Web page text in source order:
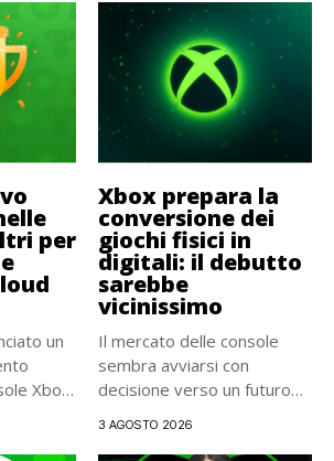
per
un
Xbox.
Xbox prepara la
conversione dei
giochi fisici in
digitali: il debutto
sarebbe
vicinissimo
Il mercato delle console
sembra avviarsi con
decisione verso un futuro
3 AGOSTO 2026